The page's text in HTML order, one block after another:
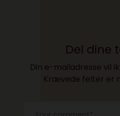
Del dine
Din e-mailadresse vil
Krævede felter er